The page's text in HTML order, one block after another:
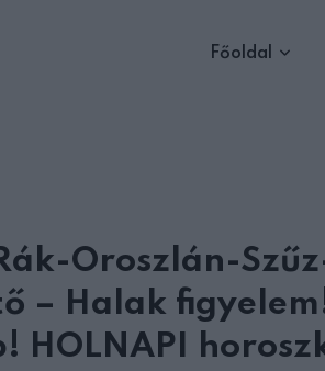
Főoldal
Oroszlán-
– Halak
HOLNAPI